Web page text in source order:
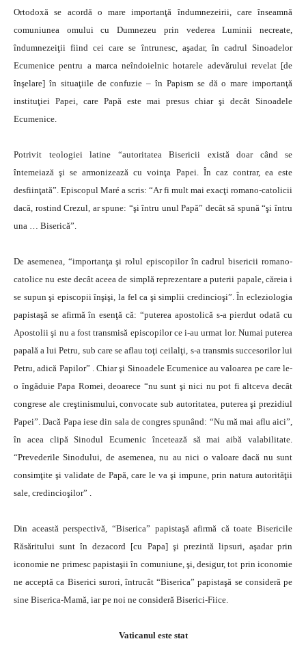
Ortodoxă se acordă o mare importanţă îndumnezeirii, care înseamnă
comuniunea omului cu Dumnezeu prin vederea Luminii necreate,
îndumnezeiţii fiind cei care se întrunesc, aşadar, în cadrul Sinoadelor
Ecumenice pentru a marca neîndoielnic hotarele adevărului revelat [de
înşelare] în situaţiile de confuzie – în Papism se dă o mare importanţă
instituţiei Papei, care Papă este mai presus chiar şi decât Sinoadele
Ecumenice.
Potrivit teologiei latine “autoritatea Bisericii există doar când se
întemeiază şi se armonizează cu voinţa Papei. În caz contrar, ea este
desfiinţată”. Episcopul Maré a scris: “Ar fi mult mai exacţi romano-catolicii
dacă, rostind Crezul, ar spune: “şi întru unul Papă” decât să spună “şi întru
una … Biserică”.
De asemenea, “importanţa şi rolul episcopilor în cadrul bisericii romano-
catolice nu este decât aceea de simplă reprezentare a puterii papale, căreia i
se supun şi episcopii înşişi, la fel ca şi simplii credincioşi”. În ecleziologia
papistaşă se afirmă în esenţă că: “puterea apostolică s-a pierdut odată cu
Apostolii şi nu a fost transmisă episcopilor ce i-au urmat lor. Numai puterea
papală a lui Petru, sub care se aflau toţi ceilalţi, s-a transmis succesorilor lui
Petru, adică Papilor” . Chiar şi Sinoadele Ecumenice au valoarea pe care le-
o îngăduie Papa Romei, deoarece “nu sunt şi nici nu pot fi altceva decât
congrese ale creştinismului, convocate sub autoritatea, puterea şi prezidiul
Papei”. Dacă Papa iese din sala de congres spunând: “Nu mă mai aflu aici”,
în acea clipă Sinodul Ecumenic încetează să mai aibă valabilitate.
“Prevederile Sinodului, de asemenea, nu au nici o valoare dacă nu sunt
consimţite şi validate de Papă, care le va şi impune, prin natura autorităţii
sale, credincioşilor” .
Din această perspectivă, “Biserica” papistaşă afirmă că toate Bisericile
Răsăritului sunt în dezacord [cu Papa] şi prezintă lipsuri, aşadar prin
iconomie ne primesc papistaşii în comuniune, şi, desigur, tot prin iconomie
ne acceptă ca Biserici surori, întrucât “Biserica” papistaşă se consideră pe
sine Biserica-Mamă, iar pe noi ne consideră Biserici-Fiice.
Vaticanul este stat